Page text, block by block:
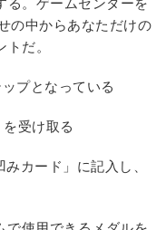
る。ゲームセンターを
の中からあなただけの
だ。
プとなっている
受け取る
カード」に記入し、